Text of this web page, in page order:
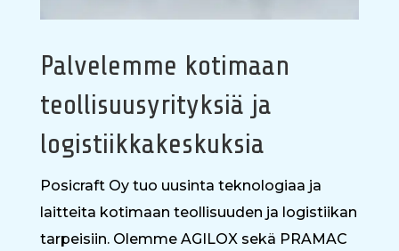
Palvelemme kotimaan
teollisuusyrityksiä ja
logistiikkakeskuksia
Posicraft Oy tuo uusinta teknologiaa ja
laitteita kotimaan teollisuuden ja logistiikan
tarpeisiin. Olemme AGILOX sekä PRAMAC